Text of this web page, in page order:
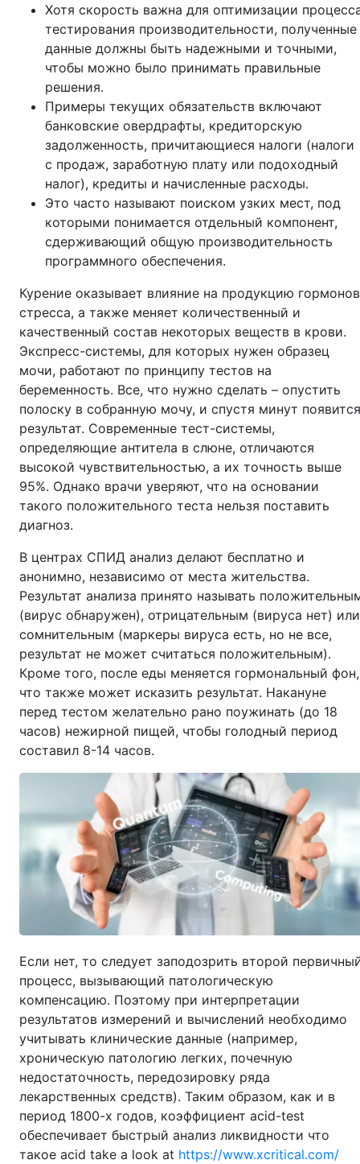
Хотя скорость важна для оптимизации
тестирования производительности, полученные
данные должны быть надежными и точными,
чтобы можно было принимать правильные
решения.
Примеры текущих обязательств включают
банковские овердрафты, кредиторскую
задолженность, причитающиеся налоги (налоги
с продаж, заработную плату или подоходный
налог), кредиты и начисленные расходы.
Это часто называют поиском узких мест, под
которыми понимается отдельный компонент,
сдерживающий общую производительность
программного обеспечения.
Курение оказывает влияние на продукцию гормонов
стресса, а также меняет количественный и
качественный состав некоторых веществ в крови.
Экспресс-системы, для которых нужен образец
мочи, работают по принципу тестов на
беременность. Все, что нужно сделать – опустить
полоску в собранную мочу, и спустя минут появится
результат. Современные тест-системы,
определяющие антитела в слюне, отличаются
высокой чувствительностью, а их точность выше
95%. Однако врачи уверяют, что на основании
такого положительного теста нельзя поставить
диагноз.
В центрах СПИД анализ делают бесплатно и
анонимно, независимо от места жительства.
Результат анализа принято называть
(вирус обнаружен), отрицательным (вируса нет) или
сомнительным (маркеры вируса есть, но не все,
результат не может считаться положительным).
Кроме того, после еды меняется гормональный фон,
что также может исказить результат. Накануне
перед тестом желательно рано поужинать (до 18
часов) нежирной пищей, чтобы голодный период
составил 8-14 часов.
Если нет, то следует заподозрить второй
процесс, вызывающий патологическую
компенсацию. Поэтому при интерпретации
результатов измерений и вычислений необходимо
учитывать клинические данные (например,
хроническую патологию легких, почечную
недостаточность, передозировку ряда
лекарственных средств). Таким образом, как и в
период 1800-х годов, коэффициент acid-test
обеспечивает быстрый анализ ликвидности что
такое acid take a look at https://www.xcritical.com/